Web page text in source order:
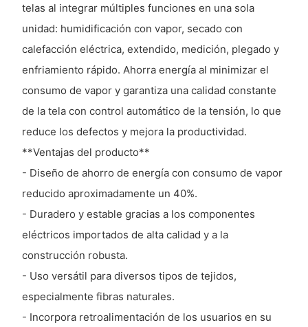
telas al integrar múltiples funciones en una sola
unidad: humidificación con vapor, secado con
calefacción eléctrica, extendido, medición, plegado y
enfriamiento rápido. Ahorra energía al minimizar el
consumo de vapor y garantiza una calidad constante
de la tela con control automático de la tensión, lo que
reduce los defectos y mejora la productividad.
**Ventajas del producto**
- Diseño de ahorro de energía con consumo de vapor
reducido aproximadamente un 40%.
- Duradero y estable gracias a los componentes
eléctricos importados de alta calidad y a la
construcción robusta.
- Uso versátil para diversos tipos de tejidos,
especialmente fibras naturales.
- Incorpora retroalimentación de los usuarios en su